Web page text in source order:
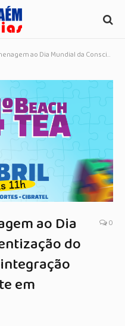
Conscientização do Autismo promove integração por meio do esporte em Itanhaém
ao Dia
do
em
0